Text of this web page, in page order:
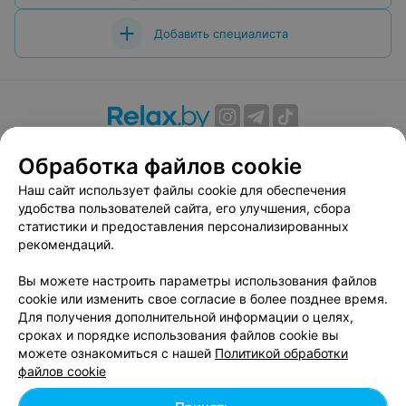
Добавить специалиста
Вакансии
Публичный договор
Способы оплаты
Публичный договор по использованию сервиса
«Афиша»
Пользовательское соглашение
Связаться по вопросам сотрудничества
Написать руководителю relax.by
Персональные настройки cookie
Обработка персональных данных
Обработка файлов cookie
Наш сайт использует файлы cookie для обеспечения
удобства пользователей сайта, его улучшения, сбора
статистики и предоставления персонализированных
рекомендаций.
Вы можете настроить параметры использования файлов
cookie или изменить свое согласие в более позднее время.
Для получения дополнительной информации о целях,
сроках и порядке использования файлов cookie вы
можете ознакомиться с нашей Политикой обработки
файлов cookie